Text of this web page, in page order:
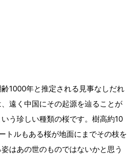
1000年と推定される見事なしだれ
遠く中国にその起源を辿ることが
う珍しい種類の桜です。樹高約10
トルもある桜が地面にまでその枝を
はあの世のものではないかと思う